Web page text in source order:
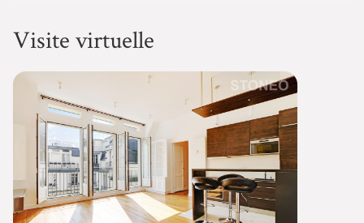
Visite virtuelle